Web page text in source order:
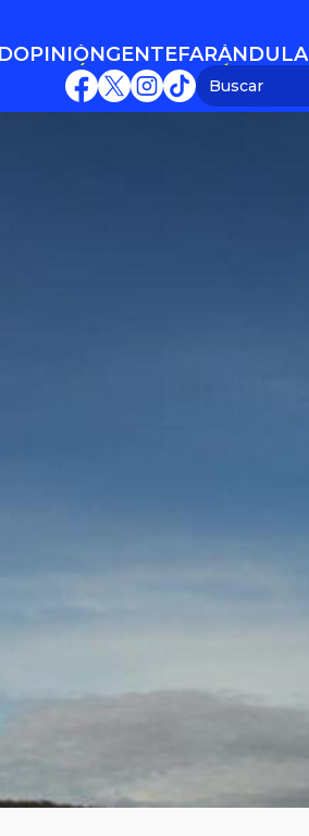
OPINIÓN
OPINIÓN
GENTE
GENTE
FARÁNDULA
FARÁNDULA